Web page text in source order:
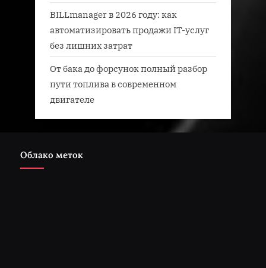
BILLmanager в 2026 году: как
автоматизировать продажи IT-услуг
без лишних затрат
От бака до форсунок полный разбор
пути топлива в современном
двигателе
Облако меток